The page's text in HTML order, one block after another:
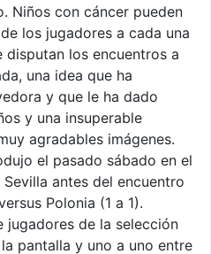
Niños con cáncer pueden
los jugadores a cada una
disputan los encuentros a
una idea que ha
y que le ha dado
y una insuperable
agradables imágenes.
el pasado sábado en el
antes del encuentro
Polonia (1 a 1).
jugadores de la selección
pantalla y uno a uno entre